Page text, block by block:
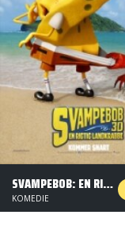
SVAMPEBOB: EN RIGTIG LANDKRABBE - 3 D
KOMEDIE